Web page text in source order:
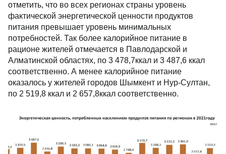
отметить, что во всех регионах страны уровень
фактической энергетической ценности продуктов
питания превышает уровень минимальных
потребностей. Так более калорийное питание в
рационе жителей отмечается в Павлодарской и
Алматинской областях, по 3 478,7ккал и 3 487,6 ккал
соответственно. А менее калорийное питание
оказалось у жителей городов Шымкент и Нур-Султан,
по 2 519,8 ккал и 2 657,8ккал соответственно.